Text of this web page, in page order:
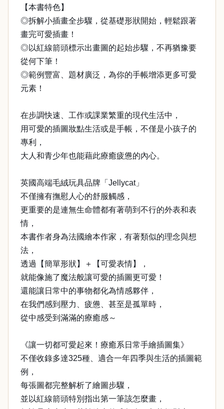
【本書特色】
◎拆解小插畫全步驟，從基礎形狀開始，輕鬆跟著
畫完可愛插畫！
◎以紅線箭頭標示出畫圖的起始步驟，不再猶豫要
從何下筆！
◎範例豐富、題材廣泛，為你的手帳增添更多可愛
元素！
在步調快速、工作或課業繁重的現代生活中，
用可愛的插圖妝點生活或是手帳，不僅是小孩子的
專利，
大人和青少年也能藉此療癒疲憊的內心。
英國高端毛絨玩具品牌「Jellycat」
不僅擁有撫慰人心的舒服觸感，
更重要的是連無生命體都有著萌到不行的外表和表
情，
本書作者身為法國繪本作家，有著類似的理念與想
法，
透過【簡單形狀】＋【可愛表情】，
就能像施了魔法般讓可愛的插圖更可愛！
還能讓日常中的事物都化為情感夥伴，
在我們感到壓力、疲憊、甚至是孤單時，
從中感受到滿滿的療癒感～
《讓一切都可愛起來！療癒系日常手繪插圖集》
不僅收錄多達325種、適合一年四季與生活的插圖範
例，
每張圖都完整解析了繪圖步驟，
並以紅線箭頭特別指出第一筆該怎麼畫，